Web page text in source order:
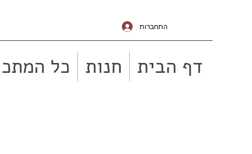
התחברות
דף הבית חנות כל